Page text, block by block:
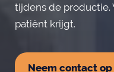
tijdens de productie.
patiënt krijgt.
Neem contact op